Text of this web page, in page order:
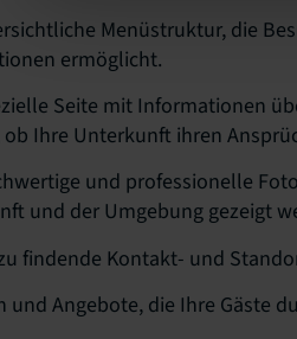
Menüstruktur, die
ermöglicht.
Seite mit Informationen
Ihre Unterkunft ihren
und professionelle
und der Umgebung gezeigt
findende Kontakt- und
und Angebote, die Ihre Gäste